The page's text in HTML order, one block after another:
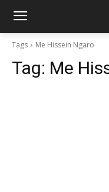
Tags Me Hissein Ngaro
Tag: Me